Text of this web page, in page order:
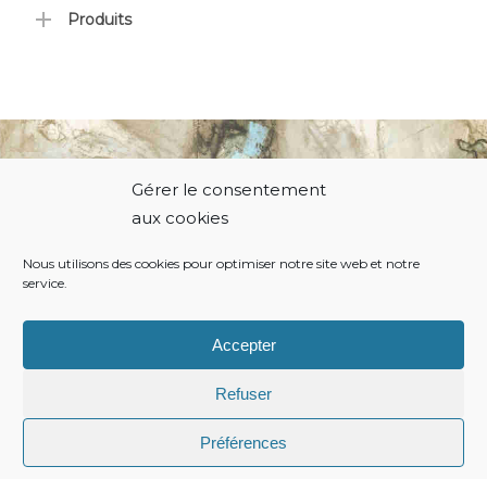
Gérer le consentement
aux cookies
Nous utilisons des cookies pour optimiser notre site web et notre
service.
Accepter
Refuser
Préférences
Produits
© 2021 Thierry Hodiamont.